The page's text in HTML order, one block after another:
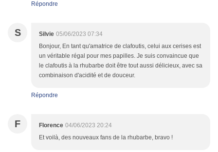
Répondre
S Silvie 05/06/2023 07:34
Bonjour, En tant qu'amatrice de clafoutis, celui aux cerises est
un véritable régal pour mes papilles. Je suis convaincue que
le clafoutis à la rhubarbe doit être tout aussi délicieux, avec sa
combinaison d'acidité et de douceur.
Répondre
F Florence 04/06/2023 20:24
Et voilà, des nouveaux fans de la rhubarbe, bravo !